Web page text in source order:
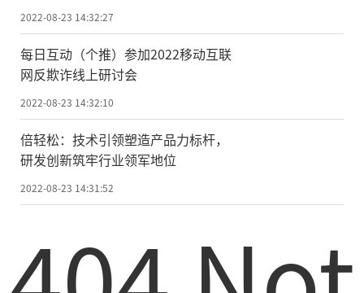
2022-08-23 14:32:27
每日互动（个推）参加2022移动互联
网反欺诈线上研讨会
2022-08-23 14:32:10
倍轻松：技术引领塑造产品力标杆，
研发创新筑牢行业领军地位
2022-08-23 14:31:52